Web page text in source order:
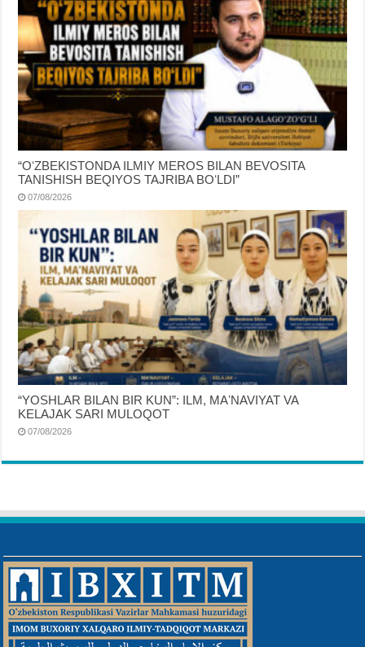
“OʻZBEKISTONDA ILMIY MEROS BILAN BEVOSITA
TANISHISH BEQIYOS TAJRIBA BOʻLDI”
07/08/2026
“YOSHLAR BILAN BIR KUN”: ILM, MAʼNAVIYAT VA
KELAJAK SARI MULOQOT
07/08/2026